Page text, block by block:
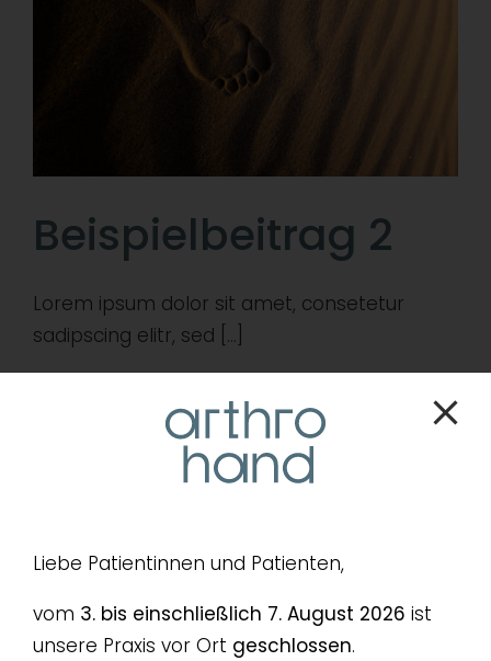
Beispielbeitrag 2
Lorem ipsum dolor sit amet, consetetur
sadipscing elitr, sed [...]
Liebe Patientinnen und Patienten,
vom 3. bis einschließlich 7. August 2026 ist
unsere Praxis vor Ort geschlossen.